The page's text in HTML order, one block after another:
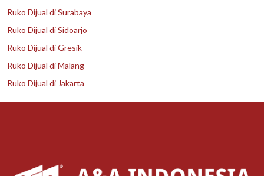
Ruko Dijual di Surabaya
Ruko Dijual di Sidoarjo
Ruko Dijual di Gresik
Ruko Dijual di Malang
Ruko Dijual di Jakarta